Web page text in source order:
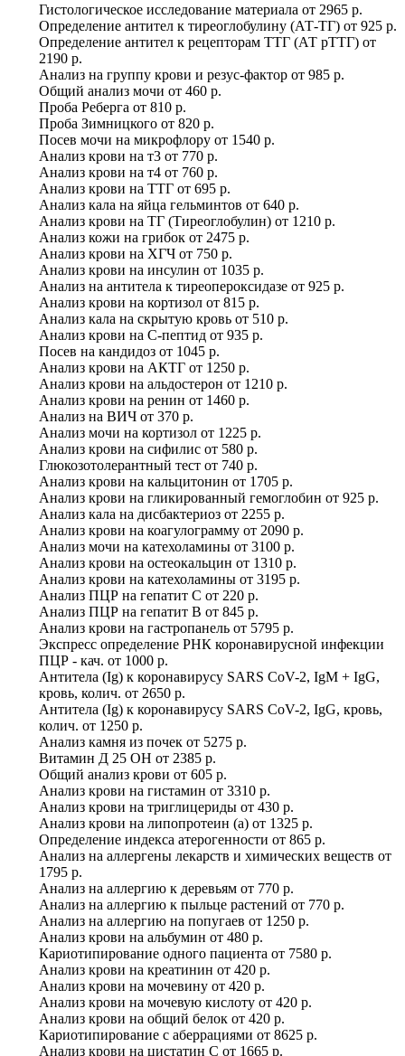
Гистологическое исследование материала от 2965 р.
Определение антител к тиреоглобулину (АТ-ТГ) от 925 р.
Определение антител к рецепторам ТТГ (АТ рТТГ) от
2190 р.
Анализ на группу крови и резус-фактор от 985 р.
Общий анализ мочи от 460 р.
Проба Реберга от 810 р.
Проба Зимницкого от 820 р.
Посев мочи на микрофлору от 1540 р.
Анализ крови на т3 от 770 р.
Анализ крови на т4 от 760 р.
Анализ крови на ТТГ от 695 р.
Анализ кала на яйца гельминтов от 640 р.
Анализ крови на ТГ (Tиреоглобулин) от 1210 р.
Анализ кожи на грибок от 2475 р.
Анализ крови на ХГЧ от 750 р.
Анализ крови на инсулин от 1035 р.
Анализ на антитела к тиреопероксидазе от 925 р.
Анализ крови на кортизол от 815 р.
Анализ кала на скрытую кровь от 510 р.
Анализ крови на С-пептид от 935 р.
Посев на кандидоз от 1045 р.
Анализ крови на АКТГ от 1250 р.
Анализ крови на альдостерон от 1210 р.
Анализ крови на ренин от 1460 р.
Анализ на ВИЧ от 370 р.
Анализ мочи на кортизол от 1225 р.
Анализ крови на сифилис от 580 р.
Глюкозотолерантный тест от 740 р.
Анализ крови на кальцитонин от 1705 р.
Анализ крови на гликированный гемоглобин от 925 р.
Анализ кала на дисбактериоз от 2255 р.
Анализ крови на коагулограмму от 2090 р.
Анализ мочи на катехоламины от 3100 р.
Анализ крови на остеокальцин от 1310 р.
Анализ крови на катехоламины от 3195 р.
Анализ ПЦР на гепатит С от 220 р.
Анализ ПЦР на гепатит B от 845 р.
Анализ крови на гастропанель от 5795 р.
Экспресс определение РНК коронавирусной инфекции
ПЦР - кач. от 1000 р.
Антитела (Ig) к коронавирусу SARS CoV-2, IgM + IgG,
кровь, колич. от 2650 р.
Антитела (Ig) к коронавирусу SARS CoV-2, IgG, кровь,
колич. от 1250 р.
Анализ камня из почек от 5275 р.
Витамин Д 25 ОН от 2385 р.
Общий анализ крови от 605 р.
Анализ крови на гистамин от 3310 р.
Анализ крови на триглицериды от 430 р.
Анализ крови на липопротеин (а) от 1325 р.
Определение индекса атерогенности от 865 р.
Анализ на аллергены лекарств и химических веществ от
1795 р.
Анализ на аллергию к деревьям от 770 р.
Анализ на аллергию к пыльце растений от 770 р.
Анализ на аллергию на попугаев от 1250 р.
Анализ крови на альбумин от 480 р.
Кариотипирование одного пациента от 7580 р.
Анализ крови на креатинин от 420 р.
Анализ крови на мочевину от 420 р.
Анализ крови на мочевую кислоту от 420 р.
Анализ крови на общий белок от 420 р.
Кариотипирование с аберрациями от 8625 р.
Анализ крови на цистатин C от 1665 р.